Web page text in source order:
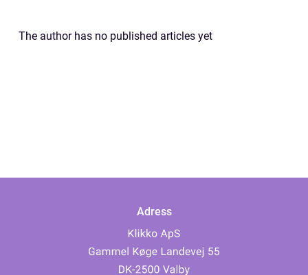
The author has no published articles yet
Adress